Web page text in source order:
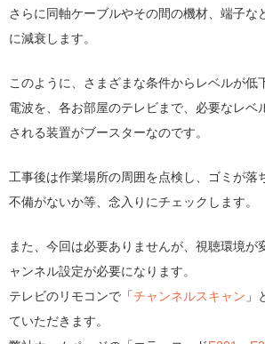
さらに同軸ケーブルやその間の機材、端子な
に減衰します。
このように、さまざまな条件からレベルが低
電波を、各お部屋のテレビまで、必要なレベ
される装置がブースターなのです。
工事後は作業場所の周囲を点検し、ゴミが落
不備がないか等、念入りにチェックします。
また、今回は必要ありませんが、視聴環境が
ャンネル設定が必要になります。
テレビのリモコンで「チャンネルスキャン 」
ていただきます。